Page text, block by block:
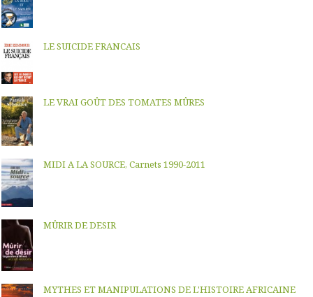
LE SUICIDE FRANCAIS
LE VRAI GOÛT DES TOMATES MÛRES
MIDI A LA SOURCE, Carnets 1990-2011
MÛRIR DE DESIR
MYTHES ET MANIPULATIONS DE L'HISTOIRE AFRICAINE